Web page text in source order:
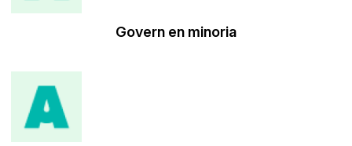
Govern en minoria